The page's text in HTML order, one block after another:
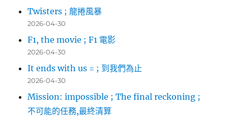
Twisters ; 龍捲風暴
2026-04-30
F1, the movie ; F1 電影
2026-04-30
It ends with us = ; 到我們為止
2026-04-30
Mission: impossible ; The final reckoning ;
不可能的任務,最終清算